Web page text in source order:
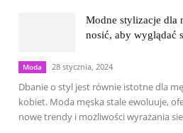
Modne stylizacje dla
nosić, aby wyglądać
Moda 28 stycznia, 2024
Dbanie o styl jest równie istotne dla
kobiet. Moda męska stale ewoluuje,
nowe trendy i możliwości wyrażania